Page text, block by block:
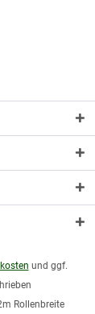
und ggf.
Rollenbreite